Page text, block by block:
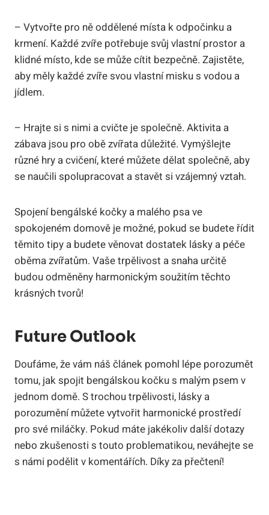
– Vytvořte pro ně oddělené místa k odpočinku a
krmení. Každé zvíře potřebuje svůj vlastní prostor a
klidné místo, kde se může cítit bezpečně. Zajistěte,
aby měly každé zvíře svou vlastní misku s vodou a
jídlem.
– Hrajte si s nimi a cvičte je společně. Aktivita a
zábava jsou pro obě zvířata důležité. Vymýšlejte
různé hry a cvičení, které můžete dělat společně, aby
se naučili spolupracovat a stavět si vzájemný vztah.
Spojení bengálské kočky a malého psa ve
spokojeném domově je možné, pokud se budete řídit
těmito tipy a budete věnovat dostatek lásky a péče
oběma zvířatům. Vaše trpělivost a snaha určitě
budou odměněny harmonickým soužitím těchto
krásných tvorů!
Future Outlook
Doufáme, že vám náš článek pomohl lépe porozumět
tomu, jak spojit bengálskou kočku s malým psem v
jednom domě. S trochou trpělivosti, lásky a
porozumění můžete vytvořit harmonické prostředí
pro své miláčky. Pokud máte jakékoliv další dotazy
nebo zkušenosti s touto problematikou, neváhejte se
s námi podělit v komentářích. Díky za přečtení!